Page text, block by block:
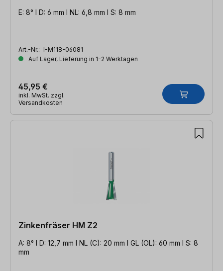
E: 8° l D: 6 mm l NL: 6,8 mm l S: 8 mm
Art.-Nr.: I-M118-06081
Auf Lager, Lieferung in 1-2 Werktagen
45,95 €
inkl. MwSt. zzgl.
Versandkosten
Zinkenfräser HM Z2
A: 8° l D: 12,7 mm l NL (C): 20 mm l GL (OL): 60 mm l S: 8
mm